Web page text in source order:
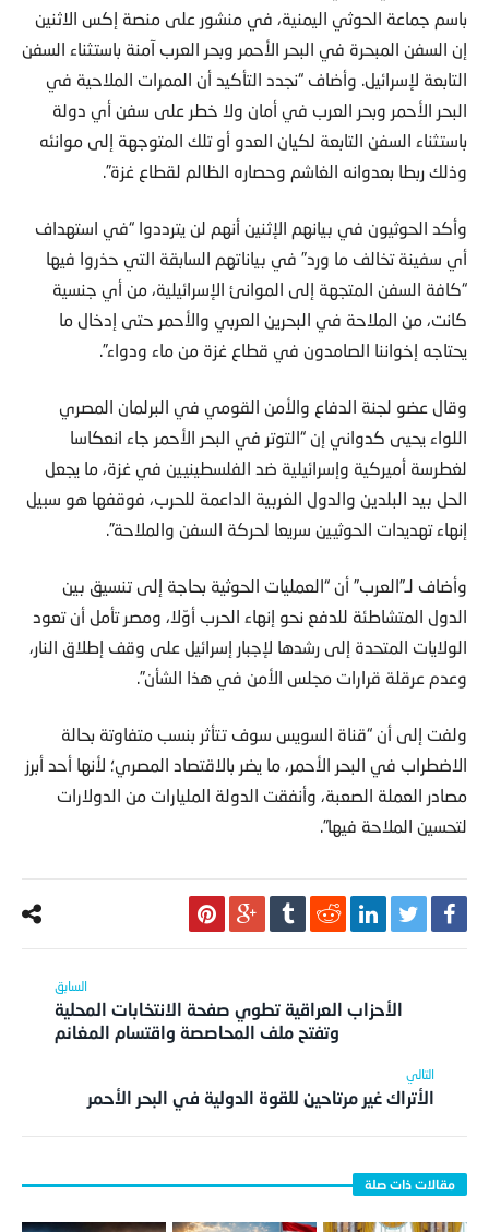
باسم جماعة الحوثي اليمنية، في منشور على منصة إكس الاثنين
إن السفن المبحرة في البحر الأحمر وبحر العرب آمنة باستثناء السفن
التابعة لإسرائيل. وأضاف “نجدد التأكيد أن الممرات الملاحية في
البحر الأحمر وبحر العرب في أمان ولا خطر على سفن أي دولة
باستثناء السفن التابعة لكيان العدو أو تلك المتوجهة إلى موانئه
وذلك ربطا بعدوانه الغاشم وحصاره الظالم لقطاع غزة”.
وأكد الحوثيون في بيانهم الإثنين أنهم لن يترددوا “في استهداف
أي سفينة تخالف ما ورد” في بياناتهم السابقة التي حذروا فيها
“كافة السفن المتجهة إلى الموانئ الإسرائيلية، من أي جنسية
كانت، من الملاحة في البحرين العربي والأحمر حتى إدخال ما
يحتاجه إخواننا الصامدون في قطاع غزة من ماء ودواء”.
وقال عضو لجنة الدفاع والأمن القومي في البرلمان المصري
اللواء يحيى كدواني إن “التوتر في البحر الأحمر جاء انعكاسا
لغطرسة أميركية وإسرائيلية ضد الفلسطينيين في غزة، ما يجعل
الحل بيد البلدين والدول الغربية الداعمة للحرب، فوقفها هو سبيل
إنهاء تهديدات الحوثيين سريعا لحركة السفن والملاحة”.
وأضاف لـ”العرب” أن “العمليات الحوثية بحاجة إلى تنسيق بين
الدول المتشاطئة للدفع نحو إنهاء الحرب أوّلا، ومصر تأمل أن تعود
الولايات المتحدة إلى رشدها لإجبار إسرائيل على وقف إطلاق النار،
وعدم عرقلة قرارات مجلس الأمن في هذا الشأن”.
ولفت إلى أن “قناة السويس سوف تتأثر بنسب متفاوتة بحالة
الاضطراب في البحر الأحمر، ما يضر بالاقتصاد المصري؛ لأنها أحد أبرز
مصادر العملة الصعبة، وأنفقت الدولة المليارات من الدولارات
لتحسين الملاحة فيها”.
الأحزاب العراقية تطوي صفحة الانتخابات المحلية
وتفتح ملف المحاصصة واقتسام المغانم
الأتراك غير مرتاحين للقوة الدولية في البحر الأحمر